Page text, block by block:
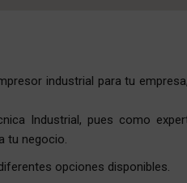
industrial para tu
Industrial, pues como
tu negocio.
opciones disponibles.